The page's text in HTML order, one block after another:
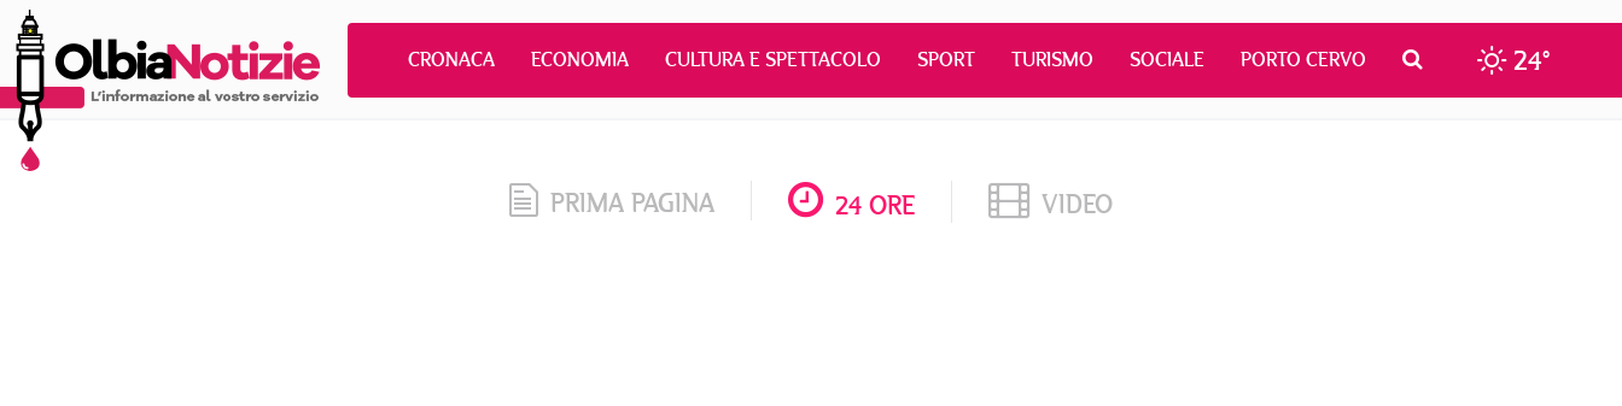
CRONACA ECONOMIA CULTURA E SPETTACOLO SPORT TURISMO SOCIALE PORTO CERVO 24°
PRIMA PAGINA 24 ORE VIDEO